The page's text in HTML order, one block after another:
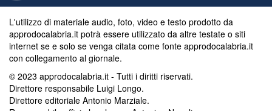
Luce che illumina il buio di molti. Se ci sono i donatori, la
[…]
L'utilizzo di materiale audio, foto, video e testo prodotto da
approdocalabria.it potrà essere utilizzato da altre testate o siti
internet se e solo se venga citata come fonte approdocalabria.it
con collegamento al giornale.
© 2023 approdocalabria.it - Tutti i diritti riservati.
Direttore responsabile Luigi Longo.
Direttore editoriale Antonio Marziale.